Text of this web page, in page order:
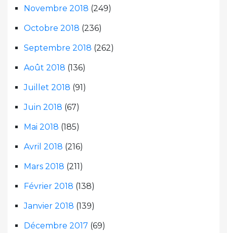
Novembre 2018 (249)
Octobre 2018 (236)
Septembre 2018 (262)
Août 2018 (136)
Juillet 2018 (91)
Juin 2018 (67)
Mai 2018 (185)
Avril 2018 (216)
Mars 2018 (211)
Février 2018 (138)
Janvier 2018 (139)
Décembre 2017 (69)